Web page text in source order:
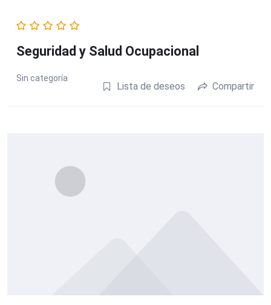
Seguridad y Salud Ocupacional
Sin categoría
Lista de deseos Compartir